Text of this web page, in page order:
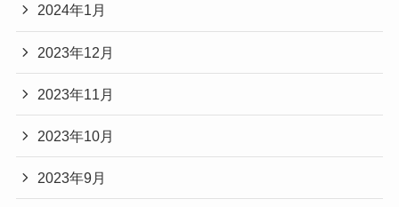
2024年1月
2023年12月
2023年11月
2023年10月
2023年9月